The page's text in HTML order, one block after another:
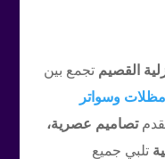
القصيم تجمع بين
مظلات وسواتر
تصاميم عصرية،
تلبي جميع